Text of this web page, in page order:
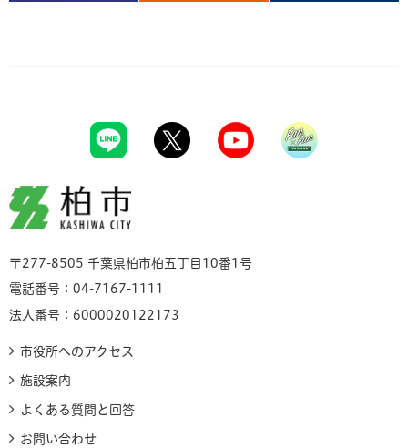
柏市
〒277-8505 千葉県柏市柏五丁目10番1号
電話番号：04-7167-1111
法人番号：6000020122173
市役所へのアクセス
施設案内
よくある質問と回答
お問い合わせ